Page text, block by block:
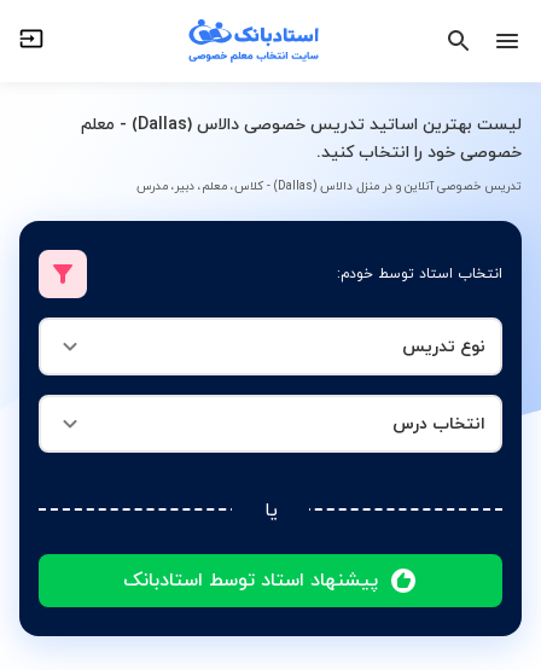
لیست بهترین اساتید تدریس خصوصی دالاس (Dallas) - معلم
خصوصی خود را انتخاب کنید.
تدریس خصوصی آنلاین و در منزل دالاس (Dallas) - کلاس، معلم، دبیر، مدرس
انتخاب استاد توسط خودم:
نوع تدریس
انتخاب درس
یا
پیشنهاد استاد توسط استادبانک
انتخاب درس